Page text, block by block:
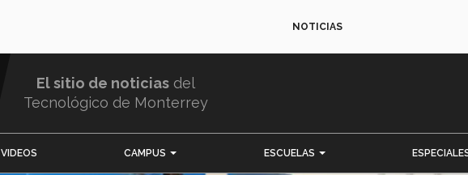
NOTICIAS
El sitio de noticias del
Tecnológico de Monterrey
VIDEOS CAMPUS ESCUELAS